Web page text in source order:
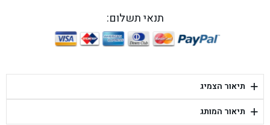
בן גל - היובלים 26, הוד השרון - הוד השרון
בן גל - יפת 88, תל אביב יפו - תל אביב
בן גל - דור אלון הר טוב - בית שמש
תנאי תשלום:
+ תיאור הצמיג
+ תיאור המותג